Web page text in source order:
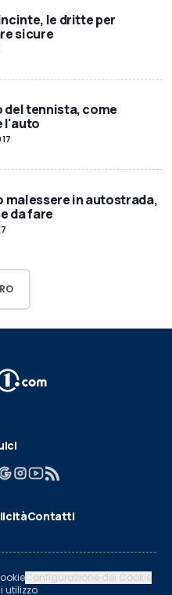
le dritte per
sicure
del tennista, come
l'auto
malessere in autostrada,
da fare
Contatti
Configurazione dei Cookie
utilizzo